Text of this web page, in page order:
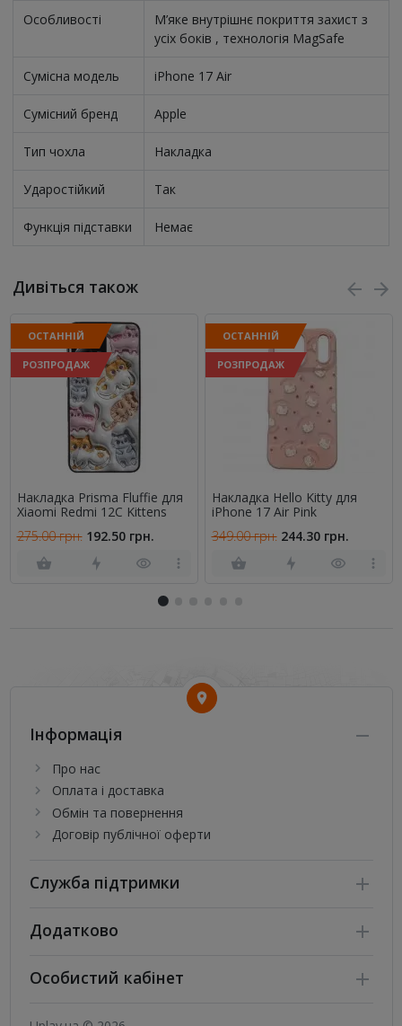
Особливості
М’яке внутрішнє покриття захист з
усіх боків , технологія MagSafe
Сумісна модель iPhone 17 Air
Сумісний бренд Apple
Тип чохла Накладка
Ударостійкий Так
Функція підставки Немає
Дивіться також
ОСТАННІЙ
РОЗПРОДАЖ
Накладка Prisma Fluffie для
Xiaomi Redmi 12C Kittens
275.00 грн. 192.50 грн.
ОСТАННІЙ
РОЗПРОДАЖ
Накладка Hello Kitty для
iPhone 17 Air Pink
349.00 грн. 244.30 грн.
Інформація
Про нас
Оплата і доставка
Обмін та повернення
Договір публічної оферти
Служба підтримки
Додатково
Особистий кабінет